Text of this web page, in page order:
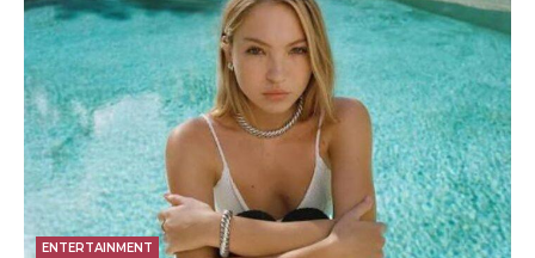
ENTERTAINMENT